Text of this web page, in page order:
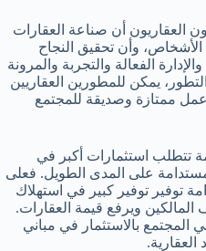
العقاريون أن صناعة العقارات
وأن تحقيق النجاح
الفعالة والتجربة والمرونة
يمكن للمطورين العقاريين
ممتازة وصديقة للمجتمع
تتطلب استثمارات أكبر في
مستدامة على المدى الطويل. فعلى
توفير توفير كبير في استهلاك
المالكين ويرفع قيمة العقارات.
المجتمع بالاستثمار في مباني